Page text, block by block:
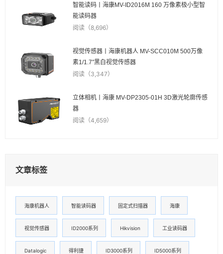
智能读码丨海康MV-ID2016M 160 万像素极小型智
能读码器
阅读（8,696）
视觉传感器丨海康机器人 MV-SCC010M 500万像
素1/1.7″黑白视觉传感器
阅读（3,347）
立体相机丨海康 MV-DP2305-01H 3D激光轮廓传感
器
阅读（4,659）
文章标签
海康机器人 智能读码器 固定式扫描器 海康
视觉传感器 ID2000系列 Hikvision 工业读码器
Datalogic 得利捷 ID3000系列 ID5000系列